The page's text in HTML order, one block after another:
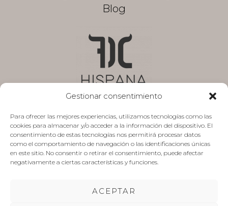
Gestionar consentimiento
Para ofrecer las mejores experiencias, utilizamos tecnologías como las
cookies para almacenar y/o acceder a la información del dispositivo. El
consentimiento de estas tecnologías nos permitirá procesar datos
como el comportamiento de navegación o las identificaciones únicas
en este sitio. No consentir o retirar el consentimiento, puede afectar
negativamente a ciertas características y funciones.
ACEPTAR
Blog
Aviso legal
Política de privacidad
Presupuesto sin compromiso
Trabaja con nosotros